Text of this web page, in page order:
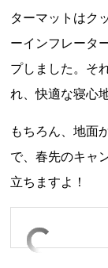
ターマットはク
ーインフレータ
プしました。そ
れ、快適な寝心
もちろん、地面
で、春先のキャ
立ちますよ！